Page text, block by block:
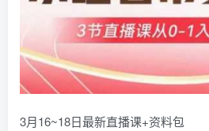
​3月16~18日最新直播课+资料包